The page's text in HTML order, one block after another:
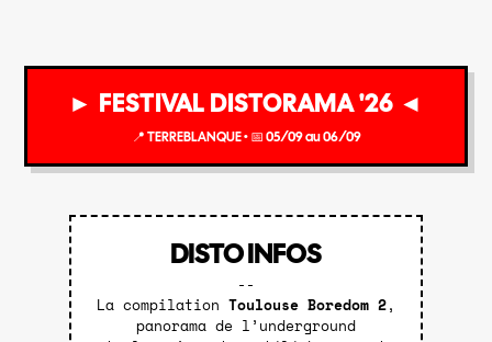
► FESTIVAL DISTORAMA '26 ◄
📍 TERREBLANQUE • 📅 05/09 au 06/09
DISTO INFOS
--
La compilation Toulouse Boredom 2,
panorama de l’underground